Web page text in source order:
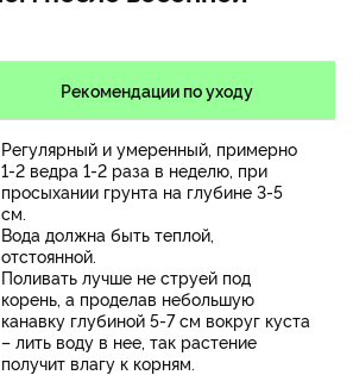
Рекомендации по уходу
Регулярный и умеренный, примерно
1-2 ведра 1-2 раза в неделю, при
просыхании грунта на глубине 3-5
см.
Вода должна быть теплой,
отстоянной.
Поливать лучше не струей под
корень, а проделав небольшую
канавку глубиной 5-7 см вокруг куста
– лить воду в нее, так растение
получит влагу к корням.